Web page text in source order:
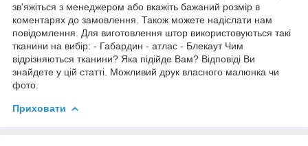
зв'яжіться з менеджером або вкажіть бажаний розмір в
коментарях до замовлення. Також можете надіслати нам
повідомлення. Для виготовлення штор використовуються такі
тканини на вибір: - Габардин - атлас - Блекаут Чим
відрізняються тканини? Яка підійде Вам? Відповіді Ви
знайдете у цій статті. Можливий друк власного малюнка чи
фото.
Приховати